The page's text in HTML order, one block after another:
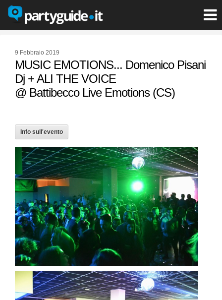
9 Febbraio 2019
MUSIC EMOTIONS... Domenico Pisani
Dj + ALI THE VOICE
@ Battibecco Live Emotions (CS)
Info sull'evento